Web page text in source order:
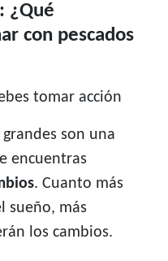
¿Qué
con pescados
tomar acción
son una
encuentras
. Cuanto más
sueño, más
los cambios.